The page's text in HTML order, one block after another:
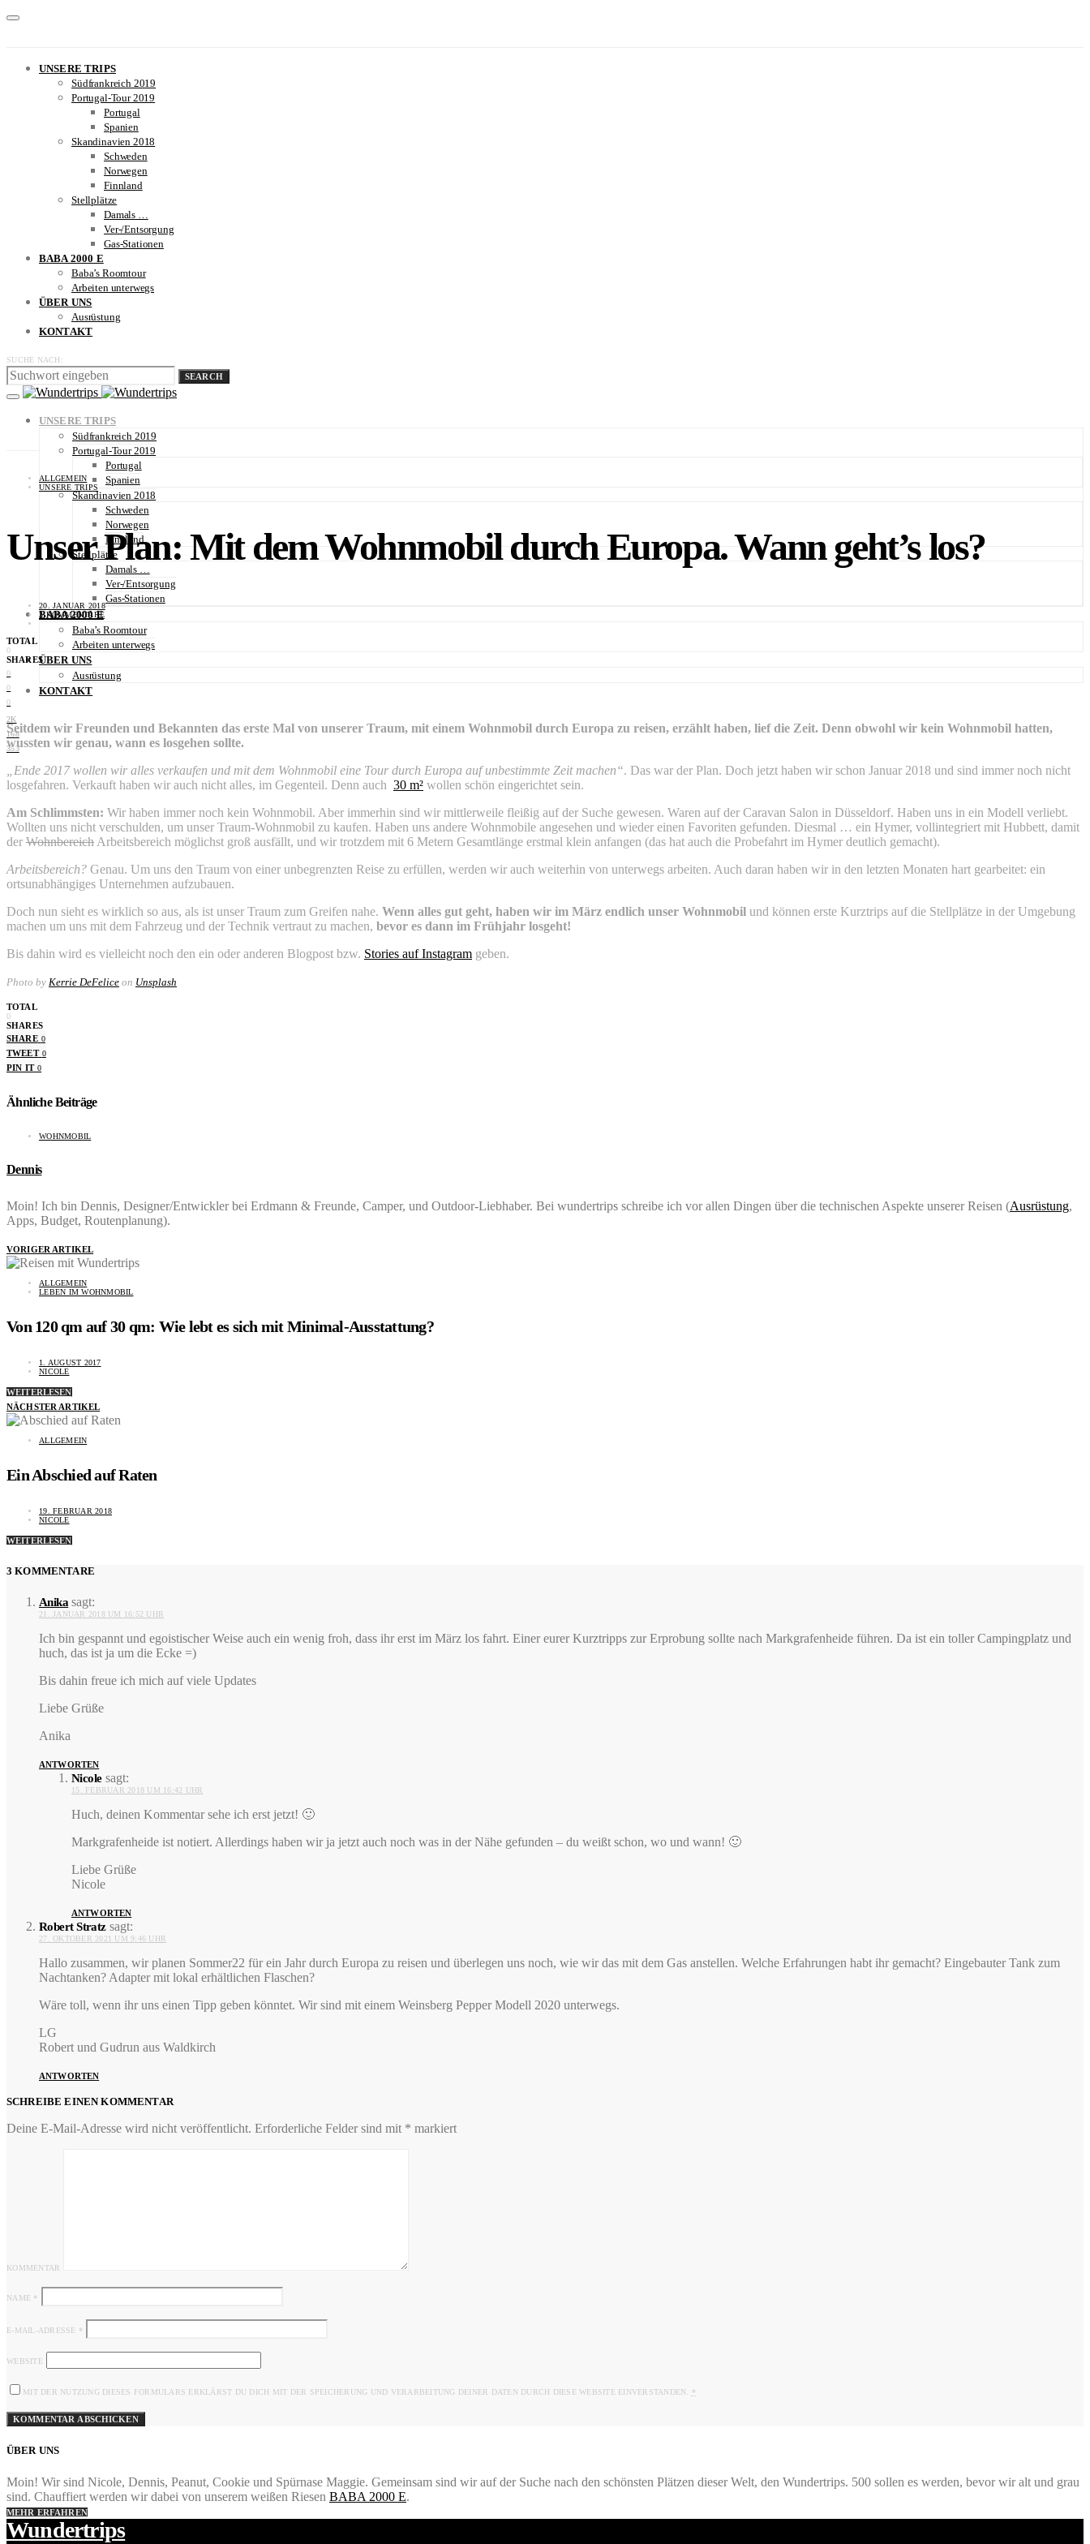
UNSERE TRIPS
Südfrankreich 2019
Portugal-Tour 2019
Portugal
Spanien
Skandinavien 2018
Schweden
Norwegen
Finnland
Stellplätze
Damals …
Ver-/Entsorgung
Gas-Stationen
BABA 2000 E
Baba’s Roomtour
Arbeiten unterwegs
ÜBER UNS
Ausrüstung
KONTAKT
SUCHE NACH:
SEARCH
UNSERE TRIPS
Südfrankreich 2019
Portugal-Tour 2019
Portugal
Spanien
Skandinavien 2018
Schweden
Norwegen
Finnland
Stellplätze
Damals …
Ver-/Entsorgung
Gas-Stationen
BABA 2000 E
Baba’s Roomtour
Arbeiten unterwegs
ÜBER UNS
Ausrüstung
KONTAKT
2K
168
353
ALLGEMEIN
UNSERE TRIPS
Unser Plan: Mit dem Wohnmobil durch Europa. Wann geht’s los?
20. JANUAR 2018
3 KOMMENTARE
TOTAL
0
SHARES
0
0
0
Seitdem wir Freunden und Bekannten das erste Mal von unserer Traum, mit einem Wohnmobil durch Europa zu reisen, erzählt haben, lief die Zeit. Denn obwohl wir kein Wohnmobil hatten,
wussten wir genau, wann es losgehen sollte.
„Ende 2017 wollen wir alles verkaufen und mit dem Wohnmobil eine Tour durch Europa auf unbestimmte Zeit machen“. Das war der Plan. Doch jetzt haben wir schon Januar 2018 und sind immer noch nicht
losgefahren. Verkauft haben wir auch nicht alles, im Gegenteil. Denn auch 30 m² wollen schön eingerichtet sein.
Am Schlimmsten: Wir haben immer noch kein Wohnmobil. Aber immerhin sind wir mittlerweile fleißig auf der Suche gewesen. Waren auf der Caravan Salon in Düsseldorf. Haben uns in ein Modell verliebt.
Wollten uns nicht verschulden, um unser Traum-Wohnmobil zu kaufen. Haben uns andere Wohnmobile angesehen und wieder einen Favoriten gefunden. Diesmal … ein Hymer, vollintegriert mit Hubbett, damit
der Wohnbereich Arbeitsbereich möglichst groß ausfällt, und wir trotzdem mit 6 Metern Gesamtlänge erstmal klein anfangen (das hat auch die Probefahrt im Hymer deutlich gemacht).
Arbeitsbereich? Genau. Um uns den Traum von einer unbegrenzten Reise zu erfüllen, werden wir auch weiterhin von unterwegs arbeiten. Auch daran haben wir in den letzten Monaten hart gearbeitet: ein
ortsunabhängiges Unternehmen aufzubauen.
Doch nun sieht es wirklich so aus, als ist unser Traum zum Greifen nahe. Wenn alles gut geht, haben wir im März endlich unser Wohnmobil und können erste Kurztrips auf die Stellplätze in der Umgebung
machen um uns mit dem Fahrzeug und der Technik vertraut zu machen, bevor es dann im Frühjahr losgeht!
Bis dahin wird es vielleicht noch den ein oder anderen Blogpost bzw. Stories auf Instagram geben.
Photo by Kerrie DeFelice on Unsplash
TOTAL
0
SHARES
SHARE 0
TWEET 0
PIN IT 0
Ähnliche Beiträge
WOHNMOBIL
Dennis
Moin! Ich bin Dennis, Designer/Entwickler bei Erdmann & Freunde, Camper, und Outdoor-Liebhaber. Bei wundertrips schreibe ich vor allen Dingen über die technischen Aspekte unserer Reisen (Ausrüstung,
Apps, Budget, Routenplanung).
VORIGER ARTIKEL
ALLGEMEIN
LEBEN IM WOHNMOBIL
Von 120 qm auf 30 qm: Wie lebt es sich mit Minimal-Ausstattung?
1. AUGUST 2017
NICOLE
WEITERLESEN
NÄCHSTER ARTIKEL
ALLGEMEIN
Ein Abschied auf Raten
19. FEBRUAR 2018
NICOLE
WEITERLESEN
3 KOMMENTARE
Anika sagt:
21. JANUAR 2018 UM 16:52 UHR
Ich bin gespannt und egoistischer Weise auch ein wenig froh, dass ihr erst im März los fahrt. Einer eurer Kurztripps zur Erprobung sollte nach Markgrafenheide führen. Da ist ein toller Campingplatz und
huch, das ist ja um die Ecke =)
Bis dahin freue ich mich auf viele Updates
Liebe Grüße
Anika
ANTWORTEN
Nicole sagt:
15. FEBRUAR 2018 UM 16:42 UHR
Huch, deinen Kommentar sehe ich erst jetzt! 🙂
Markgrafenheide ist notiert. Allerdings haben wir ja jetzt auch noch was in der Nähe gefunden – du weißt schon, wo und wann! 🙂
Liebe Grüße
Nicole
ANTWORTEN
Robert Stratz sagt:
27. OKTOBER 2021 UM 9:46 UHR
Hallo zusammen, wir planen Sommer22 für ein Jahr durch Europa zu reisen und überlegen uns noch, wie wir das mit dem Gas anstellen. Welche Erfahrungen habt ihr gemacht? Eingebauter Tank zum
Nachtanken? Adapter mit lokal erhältlichen Flaschen?
Wäre toll, wenn ihr uns einen Tipp geben könntet. Wir sind mit einem Weinsberg Pepper Modell 2020 unterwegs.
LG
Robert und Gudrun aus Waldkirch
ANTWORTEN
SCHREIBE EINEN KOMMENTAR
Deine E-Mail-Adresse wird nicht veröffentlicht. Erforderliche Felder sind mit * markiert
KOMMENTAR
NAME *
E-MAIL-ADRESSE *
WEBSITE
MIT DER NUTZUNG DIESES FORMULARS ERKLÄRST DU DICH MIT DER SPEICHERUNG UND VERARBEITUNG DEINER DATEN DURCH DIESE WEBSITE EINVERSTANDEN. *
ÜBER UNS
Moin! Wir sind Nicole, Dennis, Peanut, Cookie und Spürnase Maggie. Gemeinsam sind wir auf der Suche nach den schönsten Plätzen dieser Welt, den Wundertrips. 500 sollen es werden, bevor wir alt und grau
sind. Chauffiert werden wir dabei von unserem weißen Riesen BABA 2000 E.
MEHR ERFAHREN
Wundertrips